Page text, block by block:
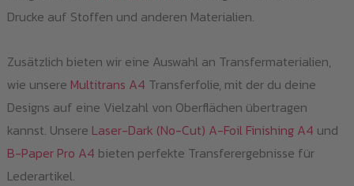
Drucke auf Stoffen und anderen Materialien.
Zusätzlich bieten wir eine Auswahl an Transfermaterialien,
wie unsere Multitrans A4 Transferfolie, mit der du deine
Designs auf eine Vielzahl von Oberflächen übertragen
kannst. Unsere Laser-Dark (No-Cut) A-Foil Finishing A4 und
B-Paper Pro A4 bieten perfekte Transferergebnisse für
Lederartikel.